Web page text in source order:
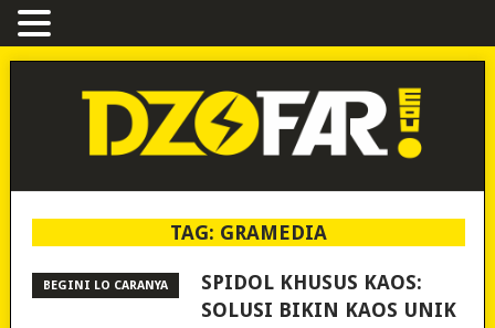
TAG: GRAMEDIA
BEGINI LO CARANYA
SPIDOL KHUSUS KAOS:
SOLUSI BIKIN KAOS UNIK